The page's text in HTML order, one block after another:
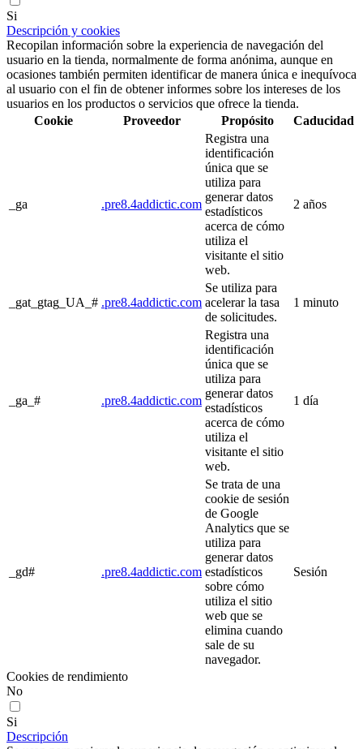
Si
Descripción y cookies
Recopilan información sobre la experiencia de navegación del
usuario en la tienda, normalmente de forma anónima, aunque en
ocasiones también permiten identificar de manera única e inequívoca
al usuario con el fin de obtener informes sobre los intereses de los
usuarios en los productos o servicios que ofrece la tienda.
Cookie
Proveedor Propósito Caducidad
_ga .pre8.4addictic.com
Registra una
identificación
única que se
utiliza para
generar datos
estadísticos
acerca de cómo
utiliza el
visitante el sitio
web.
2 años
_gat_gtag_UA_# .pre8.4addictic.com
Se utiliza para
acelerar la tasa
de solicitudes.
1 minuto
_ga_# .pre8.4addictic.com
Registra una
identificación
única que se
utiliza para
generar datos
estadísticos
acerca de cómo
utiliza el
visitante el sitio
web.
1 día
_gd# .pre8.4addictic.com
Se trata de una
cookie de sesión
de Google
Analytics que se
utiliza para
generar datos
estadísticos
sobre cómo
utiliza el sitio
web que se
elimina cuando
sale de su
navegador.
Sesión
Cookies de rendimiento
No
Si
Descripción